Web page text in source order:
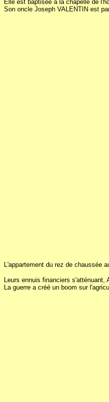
Elle est baptisée à la chapelle de
Son oncle Joseph VALENTIN est
L'appartement du rez de chaussée
Leurs ennuis financiers
La guerre a créé un boom sur